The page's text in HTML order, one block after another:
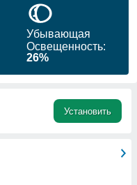
Убывающая
Освещенность:
26%
Установить